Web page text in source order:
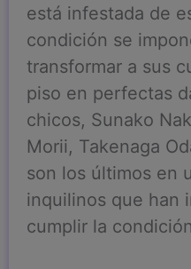
está infestada de
condición se
transformar a sus
piso en perfectas
chicos, Sunako
Morii, Takenaga
son los últimos en
inquilinos que han
cumplir la